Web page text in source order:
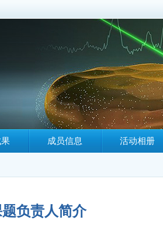
成员信息 活动相册
负责人简介